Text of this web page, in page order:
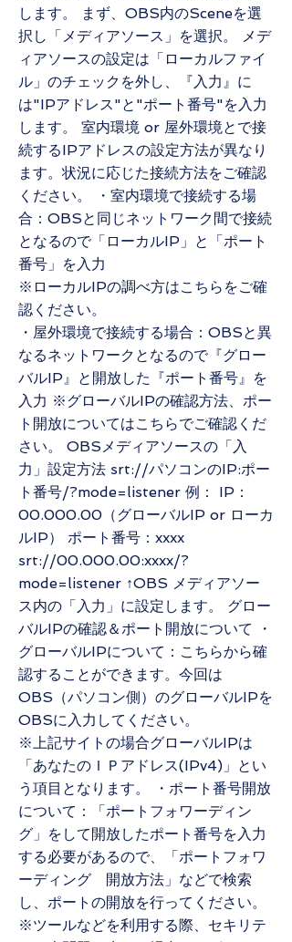
します。 まず、OBS内のSceneを選
択し「メディアソース」を選択。 メデ
ィアソースの設定は「ローカルファイ
ル」のチェックを外し、『入力』に
は"IPアドレス"と"ポート番号"を入力
します。 室内環境 or 屋外環境とで接
続するIPアドレスの設定方法が異なり
ます。状況に応じた接続方法をご確認
ください。 ・室内環境で接続する場
合：OBSと同じネットワーク間で接続
となるので「ローカルIP」と「ポート
番号」を入力
※ローカルIPの調べ方はこちらをご確
認ください。
・屋外環境で接続する場合：OBSと異
なるネットワークとなるので『グロー
バルIP』と開放した『ポート番号』を
入力 ※グローバルIPの確認方法、ポー
ト開放についてはこちらでご確認くだ
さい。 OBSメディアソースの「入
力」設定方法 srt://パソコンのIP:ポー
ト番号/?mode=listener 例： IP：
00.000.00（グローバルIP or ローカ
ルIP） ポート番号：xxxx
srt://00.000.00:xxxx/?
mode=listener ↑OBS メディアソー
ス内の「入力」に設定します。 グロー
バルIPの確認＆ポート開放について ・
グローバルIPについて：こちらから確
認することができます。今回は
OBS（パソコン側）のグローバルIPを
OBSに入力してください。
※上記サイトの場合グローバルIPは
「あなたのＩＰアドレス(IPv4)」とい
う項目となります。 ・ポート番号開放
について：「ポートフォワーディン
グ」をして開放したポート番号を入力
する必要があるので、「ポートフォワ
ーディング 開放方法」などで検索
し、ポートの開放を行ってください。
※ツールなどを利用する際、セキリテ